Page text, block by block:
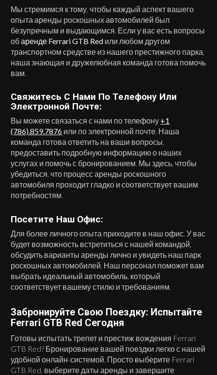
Мы стремимся к тому, чтобы каждый аспект вашего
опыта аренды роскошных автомобилей был
безупречным и выдающимся. Если у вас есть вопросы
обаренде Ferrari GTB Red или любом другом
транспортном средстве из нашего престижного парка,
наша знающая и дружелюбная команда готова помочь
вам.
Свяжитесь С Нами По Телефону Или
Электронной Почте:
Вы можете связаться с нами по телефону +1
(786).859.7876 или по электронной почте. Наша
команда готова ответить на ваши вопросы,
предоставить подробную информацию о наших
услугах и помочь с бронированием. Мы здесь, чтобы
убедиться, что процесс аренды роскошного
автомобиля проходит гладко и соответствует вашим
потребностям.
Посетите Наш Офис:
Для более личного опыта приходите в наш офис. У вас
будет возможность встретиться с нашей командой,
обсудить варианты аренды лично и увидеть наш парк
роскошных автомобилей. Наш персонал поможет вам
выбрать идеальный автомобиль, который
соответствует вашему стилю и требованиям.
Забронируйте Свою Поездку: Испытайте
Ferrari GTB Red Сегодня
Готовы испытать трепет и престиж вождения Ferrari
GTB Red? Бронирование вашей поездки легко с нашей
удобной онлайн-системой. Просто выберите Ferrari
GTB Red, выберите даты аренды и завершите